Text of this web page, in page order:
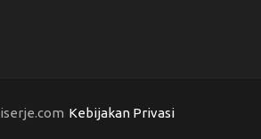
Kebijakan Privasi